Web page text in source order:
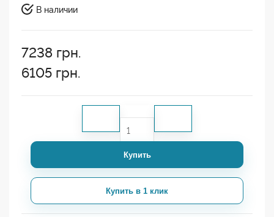
В наличии
7238 грн.
6105 грн.
Купить
Купить в 1 клик